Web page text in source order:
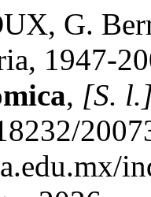
G.
1947-
, [S.